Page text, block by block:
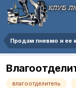
Продам пневмо и ее
влагоотделитель